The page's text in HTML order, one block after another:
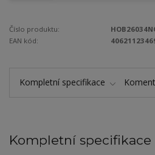
Číslo produktu:
EAN kód:
Kompletní specifikace
Kompletní specifikace